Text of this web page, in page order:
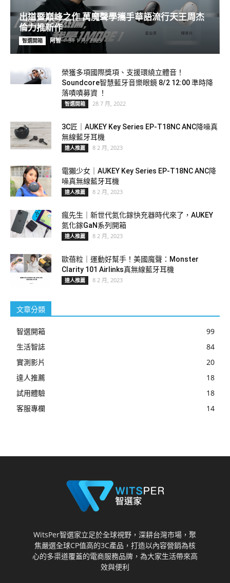
出道暨巔峰之作 萬魔聲學攜手華語流行天王周杰
倫力推新作
智選開箱 阿智 - 31 1 月, 2023
榮獲多項國際獎項、支援環繞立體音！
Soundcore智慧藍牙音樂眼鏡 8/2 12:00 準時降
落嘖嘖募資 ！
智選開箱 28 7 月, 2022
3C匠｜AUKEY Key Series EP-T18NC ANC降噪真
無線藍牙耳機
達人推薦 8 2 月, 2023
電獺少女｜AUKEY Key Series EP-T18NC ANC降
噪真無線藍牙耳機
達人推薦 8 2 月, 2023
瘋先生｜新世代氮化鎵快充器時代來了，AUKEY
氮化鎵GaN系列開箱
達人推薦 8 2 月, 2023
歐蓓粒｜運動好幫手！美國魔聲：Monster
Clarity 101 Airlinks真無線藍牙耳機
達人推薦 8 2 月, 2023
文章分類
智選開箱
99
生活智誌
84
實測影片
20
達人推薦
18
試用體驗
18
客服專欄
14
WitsPer智選家立足於全球視野，深耕台灣市場，聚
焦嚴選全球CP值高的3C產品，打造以內容營銷為核
心的多渠道覆蓋的電商服務品牌，為大家生活帶來高
效與便利